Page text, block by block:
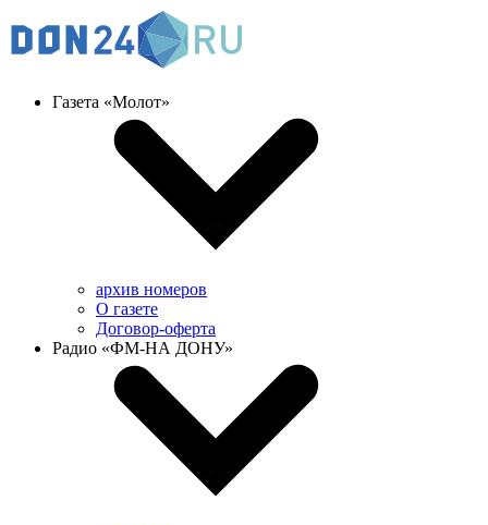
Газета «Молот»
архив номеров
О газете
Договор-оферта
Радио «ФМ-НА ДОНУ»